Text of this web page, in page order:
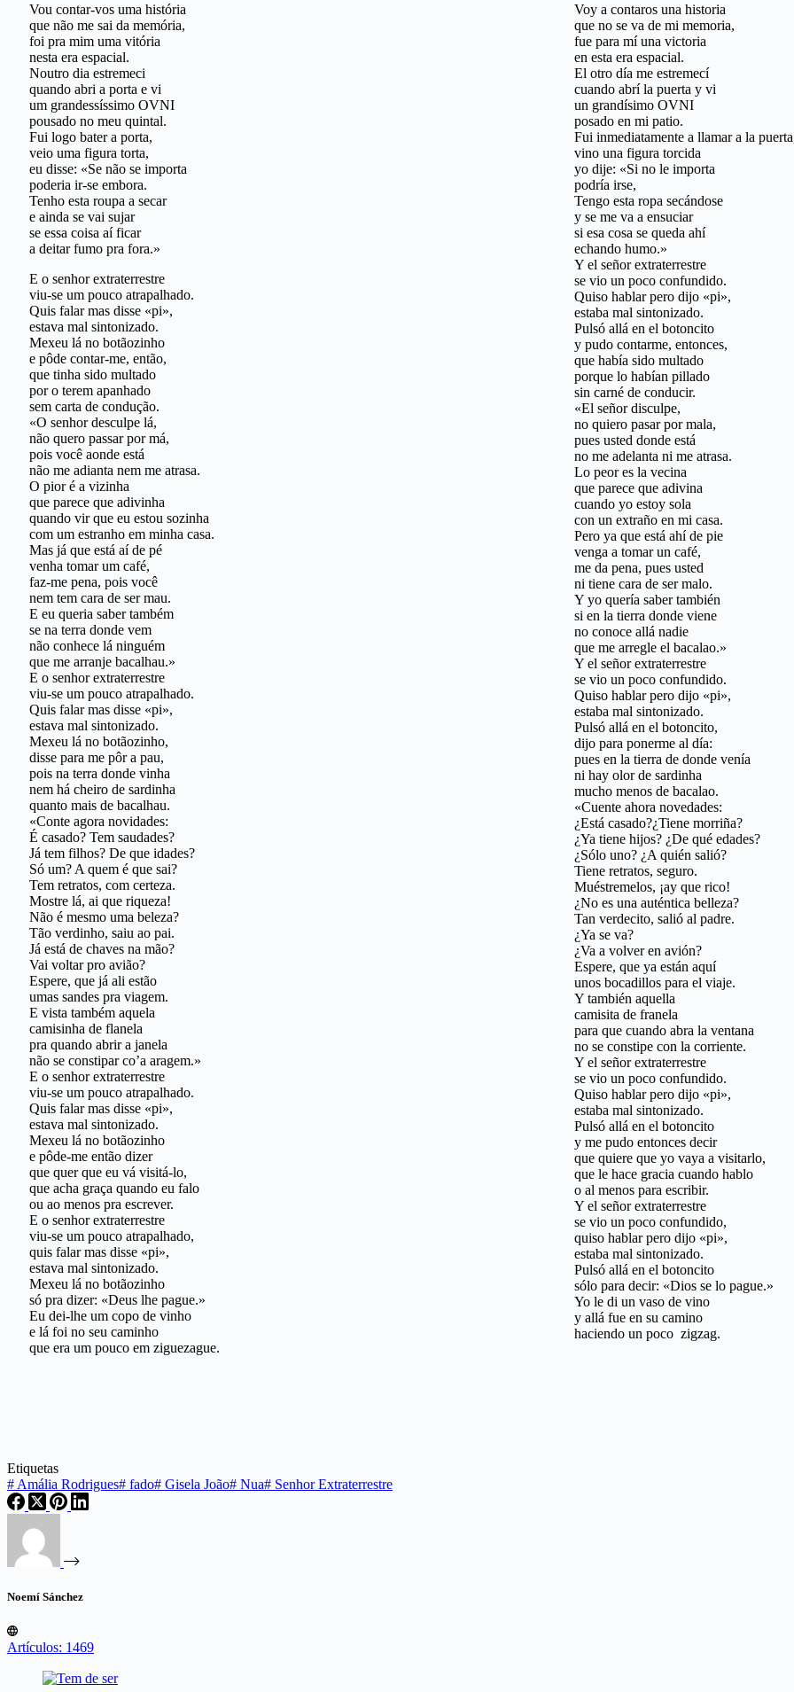
Vou contar-vos uma história
que não me sai da memória,
foi pra mim uma vitória
nesta era espacial.
Noutro dia estremeci
quando abri a porta e vi
um grandessíssimo OVNI
pousado no meu quintal.
Fui logo bater a porta,
veio uma figura torta,
eu disse: «Se não se importa
poderia ir-se embora.
Tenho esta roupa a secar
e ainda se vai sujar
se essa coisa aí ficar
a deitar fumo pra fora.»
E o senhor extraterrestre
viu-se um pouco atrapalhado.
Quis falar mas disse «pi»,
estava mal sintonizado.
Mexeu lá no botãozinho
e pôde contar-me, então,
que tinha sido multado
por o terem apanhado
sem carta de condução.
«O senhor desculpe lá,
não quero passar por má,
pois você aonde está
não me adianta nem me atrasa.
O pior é a vizinha
que parece que adivinha
quando vir que eu estou sozinha
com um estranho em minha casa.
Mas já que está aí de pé
venha tomar um café,
faz-me pena, pois você
nem tem cara de ser mau.
E eu queria saber também
se na terra donde vem
não conhece lá ninguém
que me arranje bacalhau.»
E o senhor extraterrestre
viu-se um pouco atrapalhado.
Quis falar mas disse «pi»,
estava mal sintonizado.
Mexeu lá no botãozinho,
disse para me pôr a pau,
pois na terra donde vinha
nem há cheiro de sardinha
quanto mais de bacalhau.
«Conte agora novidades:
É casado? Tem saudades?
Já tem filhos? De que idades?
Só um? A quem é que sai?
Tem retratos, com certeza.
Mostre lá, ai que riqueza!
Não é mesmo uma beleza?
Tão verdinho, saiu ao pai.
Já está de chaves na mão?
Vai voltar pro avião?
Espere, que já ali estão
umas sandes pra viagem.
E vista também aquela
camisinha de flanela
pra quando abrir a janela
não se constipar co’a aragem.»
E o senhor extraterrestre
viu-se um pouco atrapalhado.
Quis falar mas disse «pi»,
estava mal sintonizado.
Mexeu lá no botãozinho
e pôde-me então dizer
que quer que eu vá visitá-lo,
que acha graça quando eu falo
ou ao menos pra escrever.
E o senhor extraterrestre
viu-se um pouco atrapalhado,
quis falar mas disse «pi»,
estava mal sintonizado.
Mexeu lá no botãozinho
só pra dizer: «Deus lhe pague.»
Eu dei-lhe um copo de vinho
e lá foi no seu caminho
que era um pouco em ziguezague.
Voy a contaros una historia
que no se va de mi memoria,
fue para mí una victoria
en esta era espacial.
El otro día me estremecí
cuando abrí la puerta y vi
un grandísimo OVNI
posado en mi patio.
Fui inmediatamente a llamar a la
vino una figura torcida
yo dije: «Si no le importa
podría irse,
Tengo esta ropa secándose
y se me va a ensuciar
si esa cosa se queda ahí
echando humo.»
Y el señor extraterrestre
se vio un poco confundido.
Quiso hablar pero dijo «pi»,
estaba mal sintonizado.
Pulsó allá en el botoncito
y pudo contarme, entonces,
que había sido multado
porque lo habían pillado
sin carné de conducir.
«El señor disculpe,
no quiero pasar por mala,
pues usted donde está
no me adelanta ni me atrasa.
Lo peor es la vecina
que parece que adivina
cuando yo estoy sola
con un extraño en mi casa.
Pero ya que está ahí de pie
venga a tomar un café,
me da pena, pues usted
ni tiene cara de ser malo.
Y yo quería saber también
si en la tierra donde viene
no conoce allá nadie
que me arregle el bacalao.»
Y el señor extraterrestre
se vio un poco confundido.
Quiso hablar pero dijo «pi»,
estaba mal sintonizado.
Pulsó allá en el botoncito,
dijo para ponerme al día:
pues en la tierra de donde venía
ni hay olor de sardinha
mucho menos de bacalao.
«Cuente ahora novedades:
¿Está casado?¿Tiene morriña?
¿Ya tiene hijos? ¿De qué edades?
¿Sólo uno? ¿A quién salió?
Tiene retratos, seguro.
Muéstremelos, ¡ay que rico!
¿No es una auténtica belleza?
Tan verdecito, salió al padre.
¿Ya se va?
¿Va a volver en avión?
Espere, que ya están aquí
unos bocadillos para el viaje.
Y también aquella
camisita de franela
para que cuando abra la ventana
no se constipe con la corriente.
Y el señor extraterrestre
se vio un poco confundido.
Quiso hablar pero dijo «pi»,
estaba mal sintonizado.
Pulsó allá en el botoncito
y me pudo entonces decir
que quiere que yo vaya a visitarlo,
que le hace gracia cuando hablo
o al menos para escribir.
Y el señor extraterrestre
se vio un poco confundido,
quiso hablar pero dijo «pi»,
estaba mal sintonizado.
Pulsó allá en el botoncito
sólo para decir: «Dios se lo pague.»
Yo le di un vaso de vino
y allá fue en su camino
haciendo un poco zigzag.
Etiquetas
# Amália Rodrigues# fado# Gisela João# Nua# Senhor Extraterrestre
Noemí Sánchez
Artículos: 1469